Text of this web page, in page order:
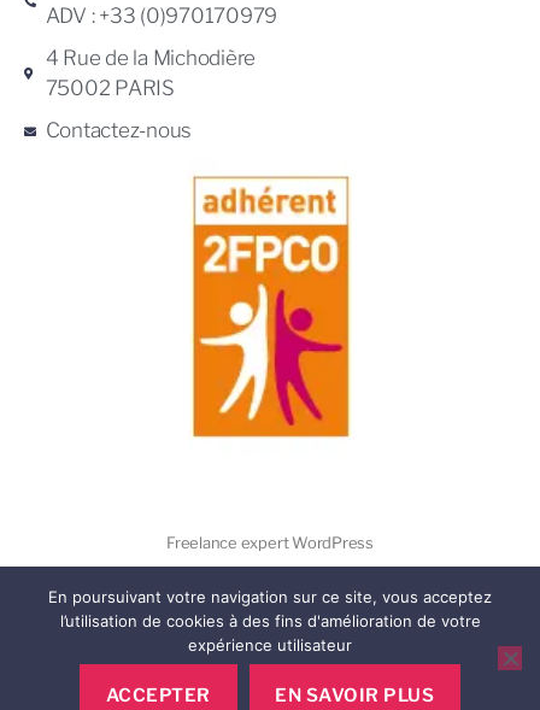
ADV : +33 (0)970170979
4 Rue de la Michodière
75002 PARIS
Contactez-nous
Freelance expert WordPress
En poursuivant votre navigation sur ce site, vous acceptez
l’utilisation de cookies à des fins d'amélioration de votre
expérience utilisateur
ACCEPTER EN SAVOIR PLUS